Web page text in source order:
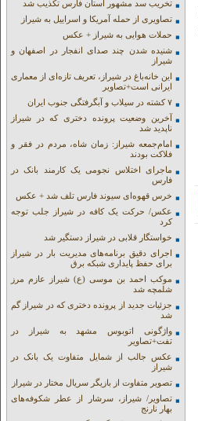
تخریب سد مشهور استان فارس تکذیب شد
تصاویری از حمله آمریکا و اسراییل به شیراز
حملات هوایی به شیراز + عکس
شنیده شدن چند صدای انفجار در اصفهان و
شیراز
این خانه‌باغ در شیراز، تعریف تازه‌ای از معماری
ایرانی است+تصاویر
۷ کشته در سیلاب و آبگرفتگی جنوب ایران
آخرین وضعیت پرونده دختری که در شیراز
ناپدید شد
امام‌جمعه شیراز: زمان شاه، مردم در فقر و
فلاکت بودند
ماجرای اختلاس نجومی یک کارمند بانک در
فارس
خرس قهوه‌ای سیوند فارس تلف شد + عکس
عکس/ حرکت یک کافه در شیراز جلب توجه
کرد
خواستگار قلابی در شیراز دستگیر شد
اجرای دقیق برنامه‌های مدیریت بار در شیراز
برای حفظ پایداری شبکه برق
موکب احمد بن موسی (ع) شیراز عازم مرز
شلمچه شد
جزئیات جدید از پرونده دختری که در شیراز گم
شد
واژگونی اتوبوس مشهد به شیراز در
تفت+تصاویر
عکس جالب از شمایل متفاوت یک بانک در
شیراز
تصویر متفاوت از بازیگر سریال مختار در شیراز
تصاویر/ شیراز، سرشار از عطر شکوفه‌های
بهار نارنج